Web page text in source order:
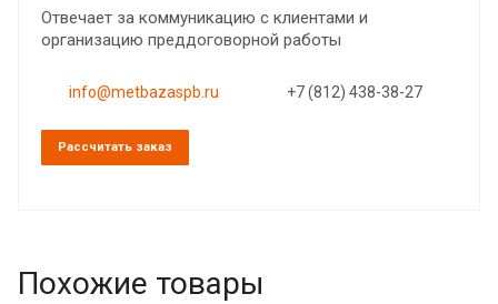
Отвечает за коммуникацию с клиентами и
организацию преддоговорной работы
info@metbazaspb.ru +7 (812) 438-38-27
Рассчитать заказ
Похожие товары